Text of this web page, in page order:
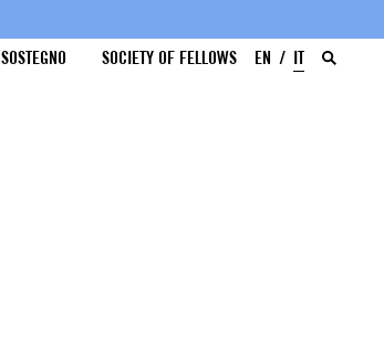
SOSTEGNO SOCIETY OF FELLOWS EN IT